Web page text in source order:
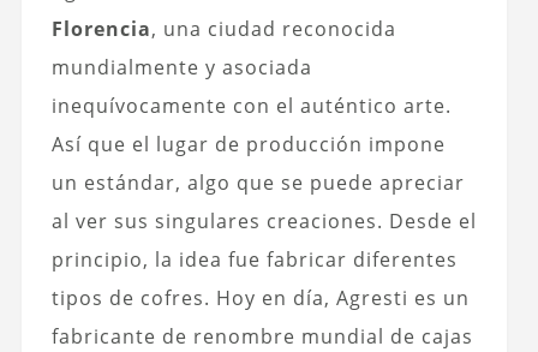
Florencia, una ciudad reconocida
mundialmente y asociada
inequívocamente con el auténtico arte.
Así que el lugar de producción impone
un estándar, algo que se puede apreciar
al ver sus singulares creaciones. Desde el
principio, la idea fue fabricar diferentes
tipos de cofres. Hoy en día, Agresti es un
fabricante de renombre mundial de cajas